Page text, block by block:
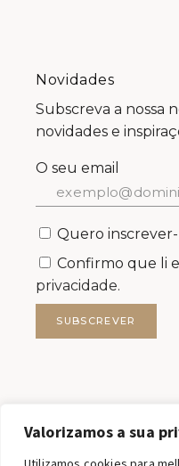
Valorizamos a sua
Novidades
Subscreva a nossa
novidades e
O seu email
Quero
Confirmo que li
privacidade.
SUBSCREVER